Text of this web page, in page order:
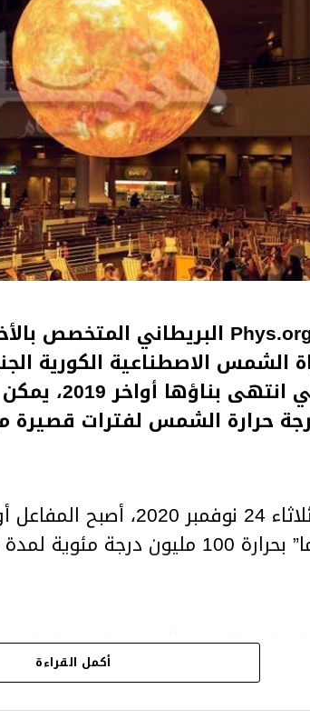
نواة الشمس الاصطناعية الكورية
الصينية
حرارة الشمس لفترات قصيرة
وفي يوم الثلاثاء 24
مئوية لمدة 20 ثانية.
الكوري الجنوبي لتكرار
خاضعة للرقابة على الأرض، وهو
أكمل القراءة